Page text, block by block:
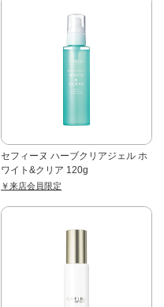
セフィーヌ ハーブクリアジェル ホ
ワイト&クリア 120g
￥来店会員限定